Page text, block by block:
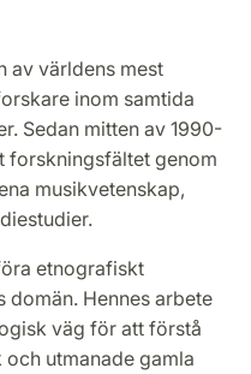
av världens mest
inom samtida
Sedan mitten av 1990-
forskningsfältet genom
musikvetenskap,
etnografiskt
Hennes arbete
väg för att förstå
utmanade gamla